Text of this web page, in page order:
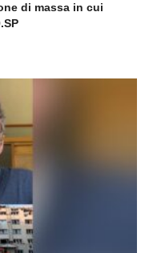
di massa in cui